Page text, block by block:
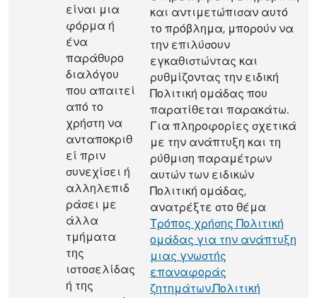
είναι μια
φόρμα ή
ένα
παράθυρο
διαλόγου
που απαιτεί
από το
χρήστη να
ανταποκριθ
εί πριν
συνεχίσει ή
αλληλεπιδ
ράσει με
άλλα
τμήματα
της
ιστοσελίδας
ή της
και αντιμετώπισαν αυτό
το πρόβλημα, μπορούν να
την επιλύσουν
εγκαθιστώντας και
ρυθμίζοντας την ειδική
Πολιτική ομάδας που
παρατίθεται παρακάτω.
Για πληροφορίες σχετικά
με την ανάπτυξη και τη
ρύθμιση παραμέτρων
αυτών των ειδικών
Πολιτική ομάδας,
ανατρέξτε στο θέμα
Τρόπος χρήσης Πολιτική
ομάδας για την ανάπτυξη
μιας γνωστής
επαναφοράς
ζητημάτων.Πολιτική